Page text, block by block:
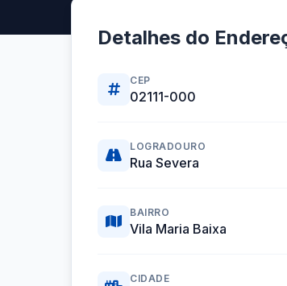
Detalhes do
CEP
02111-000
LOGRADOURO
Rua Severa
BAIRRO
Vila Maria Baixa
CIDADE